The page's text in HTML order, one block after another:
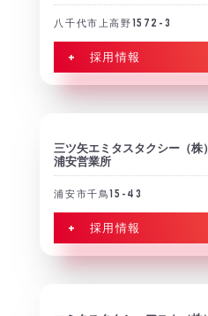
八千代市上高野1572-3
+ 採用情報
三ツ矢エミタスタクシー（株）
浦安営業所
浦安市千鳥15-43
+ 採用情報